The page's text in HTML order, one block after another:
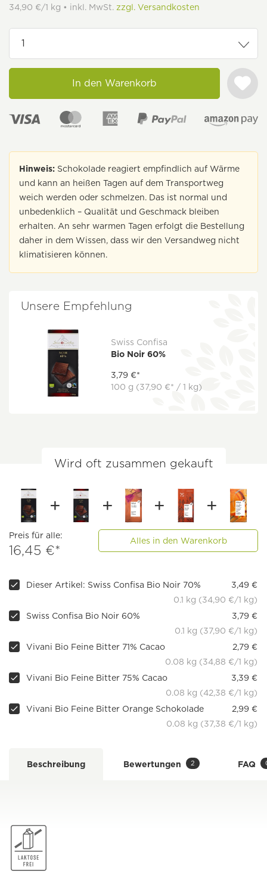
34,90 €/1 kg • inkl. MwSt. zzgl. Versandkosten
In den Warenkorb
Hinweis: Schokolade reagiert empfindlich auf Wärme
und kann an heißen Tagen auf dem Transportweg
weich werden oder schmelzen. Das ist normal und
unbedenklich – Qualität und Geschmack bleiben
erhalten. An sehr warmen Tagen erfolgt die Bestellung
daher in dem Wissen, dass wir den Versandweg nicht
klimatisieren können.
Unsere Empfehlung
Swiss Confisa
Bio Noir 60%
3,79 €*
100 g (37,90 €* / 1 kg)
Wird oft zusammen gekauft
Preis für alle:
16,45 €*
Alles in den Warenkorb
Dieser Artikel: Swiss Confisa Bio Noir 70%
3,49 €
0.1 kg (34,90 €/1 kg)
Swiss Confisa Bio Noir 60%
3,79 €
0.1 kg (37,90 €/1 kg)
Vivani Bio Feine Bitter 71% Cacao
2,79 €
0.08 kg (34,88 €/1 kg)
Vivani Bio Feine Bitter 75% Cacao
3,39 €
0.08 kg (42,38 €/1 kg)
Vivani Bio Feine Bitter Orange Schokolade
2,99 €
0.08 kg (37,38 €/1 kg)
Beschreibung Bewertungen 2 FAQ